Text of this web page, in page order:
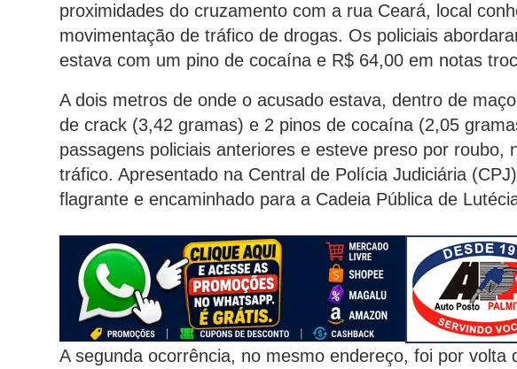
proximidades do cruzamento com a rua Ceará, local
movimentação de tráfico de drogas. Os policiais
estava com um pino de cocaína e R$ 64,00 em notas
A dois metros de onde o acusado estava, dentro de
de crack (3,42 gramas) e 2 pinos de cocaína (2,05
passagens policiais anteriores e esteve preso por roubo,
tráfico. Apresentado na Central de Polícia Judiciária
flagrante e encaminhado para a Cadeia Pública de
A segunda ocorrência, no mesmo endereço, foi por volta